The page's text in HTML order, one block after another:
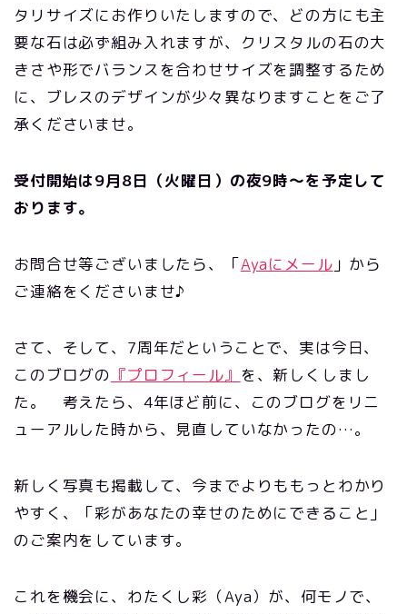
タリサイズにお作りいたしますので、どの方にも主
要な石は必ず組み入れますが、クリスタルの石の大
きさや形でバランスを合わせサイズを調整するため
に、ブレスのデザインが少々異なりますことをご了
承くださいませ。
受付開始は9月8日（火曜日）の夜9時～を予定して
おります。
お問合せ等ございましたら、「Ayaにメール 」から
ご連絡をくださいませ♪
さて、そして、7周年だということで、実は今日、
このブログの 『プロフィール』 を、新しくしまし
た。 考えたら、4年ほど前に、このブログをリニ
ューアルした時から、見直していなかったの…。
新しく写真も掲載して、今までよりももっとわかり
やすく、「彩があなたの幸せのためにできること」
のご案内をしています。
これを機会に、わたくし彩（Aya）が、何モノで、